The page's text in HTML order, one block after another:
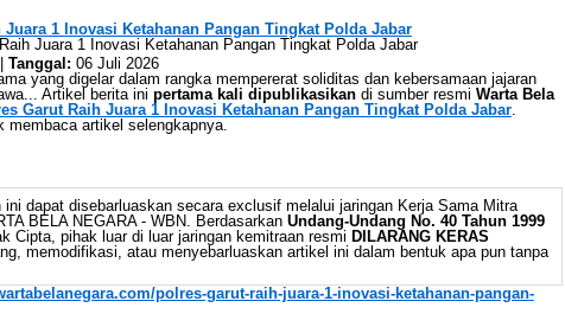
Juara 1 Inovasi Ketahanan Pangan Tingkat Polda Jabar
Tanggal: 06 Juli 2026
yang digelar dalam rangka mempererat soliditas dan kebersamaan jajaran
Artikel berita ini pertama kali dipublikasikandi sumber resmi Warta Bela
Garut Raih Juara 1 Inovasi Ketahanan Pangan Tingkat Polda Jabar.
membaca artikel selengkapnya.
ini dapat disebarluaskan secara exclusif melalui jaringan Kerja Sama Mitra
BELA NEGARA - WBN. Berdasarkan Undang-Undang No. 40 Tahun 1999
Cipta, pihak luar di luar jaringan kemitraan resmi DILARANG KERAS
memodifikasi, atau menyebarluaskan artikel ini dalam bentuk apa pun tanpa
polres-garut-raih-juara-1-inovasi-ketahanan-pangan-